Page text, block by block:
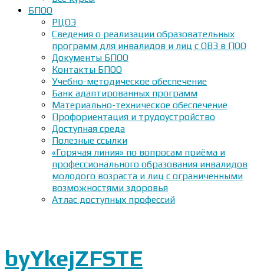
БПОО
РЦОЭ
Сведения о реализации образовательных
программ для инвалидов и лиц с ОВЗ в ПОО
Документы БПОО
Контакты БПОО
Учебно-методическое обеспечение
Банк адаптированных программ
Материально-техническое обеспечение
Профориентация и трудоустройство
Доступная среда
Полезные ссылки
«Горячая линия» по вопросам приёма и
профессионального образования инвалидов
молодого возраста и лиц с ограниченными
возможностями здоровья
Атлас доступных профессий
byYkejZFSTE